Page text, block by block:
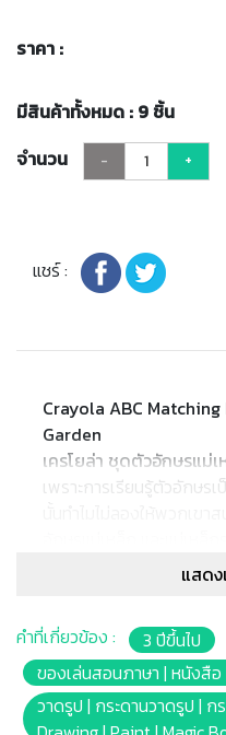
ราคา :
มีสินค้าทั้งหมด : 9 ชิ้น
จำนวน
- +
แชร์ :
Crayola ABC
Garden
เครโยล่า ชุดตัวอักษรแม่
เพราะการเรียนรู้ตัวอักษร
ทักษะพัฒนาการของพวกเ
อักษร ลองจับคู่สะกดคำ ค
สอนที่โรงเรียน และที่บ้าน
สดใสและสนุกสนาน 26 รู
เพื่อการเรียนรู้เพิ่มเติม
สำหรับจับคู่คำและเกมสะก
แสด
คำที่เกี่ยวข้อง :
3 ปีขึ้นไป
ของเล่นสอนภาษา | หนังสื
วาดรูป | กระดานวาดรูป | ก